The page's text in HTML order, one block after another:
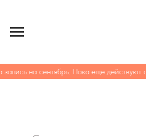
на сентябрь. Пока еще действуют